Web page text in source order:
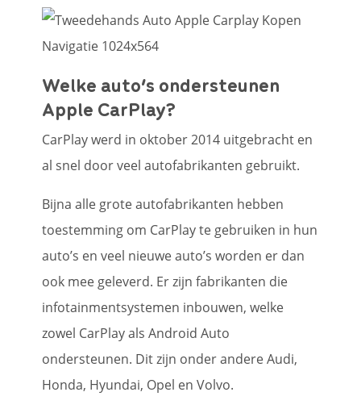
Welke auto’s ondersteunen
Apple CarPlay?
CarPlay werd in oktober 2014 uitgebracht en
al snel door veel autofabrikanten gebruikt.
Bijna alle grote autofabrikanten hebben
toestemming om CarPlay te gebruiken in hun
auto’s en veel nieuwe auto’s worden er dan
ook mee geleverd. Er zijn fabrikanten die
infotainmentsystemen inbouwen, welke
zowel CarPlay als Android Auto
ondersteunen. Dit zijn onder andere Audi,
Honda, Hyundai, Opel en Volvo.